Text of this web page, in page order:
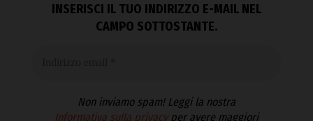
INSERISCI IL TUO INDIRIZZO E-MAIL NEL
CAMPO SOTTOSTANTE.
Non inviamo spam! Leggi la nostra
Informativa sulla privacyper avere maggiori